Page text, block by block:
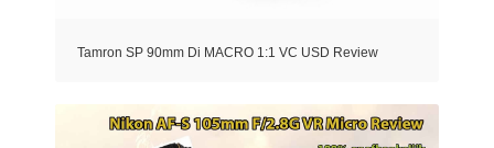
Tamron SP 90mm Di MACRO 1:1 VC USD Review